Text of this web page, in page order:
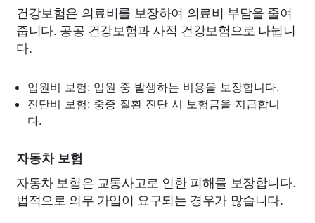
건강보험은 의료비를 보장하여 의료비 부담을 줄여
줍니다. 공공 건강보험과 사적 건강보험으로 나뉩니
다.
입원비 보험: 입원 중 발생하는 비용을 보장합니다.
진단비 보험: 중증 질환 진단 시 보험금을 지급합니
다.
자동차 보험
자동차 보험은 교통사고로 인한 피해를 보장합니다.
법적으로 의무 가입이 요구되는 경우가 많습니다.